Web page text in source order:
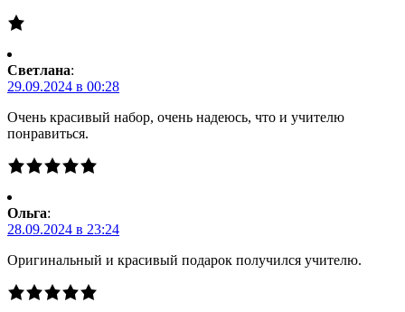
Светлана:
29.09.2024 в 00:28
Очень красивый набор, очень надеюсь, что и учителю
понравиться.
Ольга:
28.09.2024 в 23:24
Оригинальный и красивый подарок получился учителю.